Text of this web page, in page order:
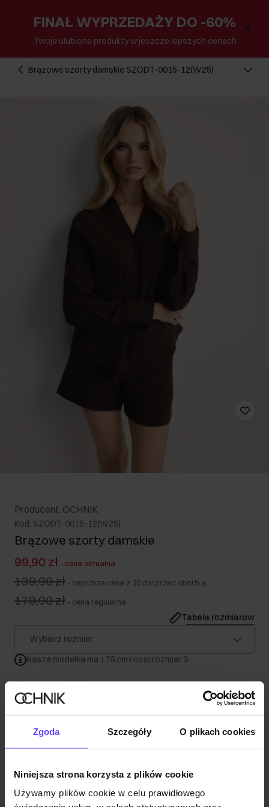
Zgoda Szczegóły O plikach cookies
Niniejsza strona korzysta z plików cookie
Używamy plików cookie w celu prawidłowego
FINAŁ WYPRZEDAŻY DO -60%
Twoje ulubione produkty w jeszcze lepszych cenach
Brązowe szorty damskie SZODT-0015-12(W25)
Producent: OCHNIK
Kod: SZODT-0015-12(W25)
Brązowe szorty damskie
99,90 zł - cena aktualna
139,90 zł - najniższa cena z 30 dni przed obniżką
179,90 zł - cena regularna
Tabela rozmiarów
Wybierz rozmiar
Nasza modelka ma 176 cm i nosi rozmiar S.
Opis produktu
Opinie